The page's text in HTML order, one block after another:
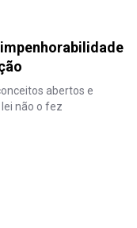
abertos e
não o fez